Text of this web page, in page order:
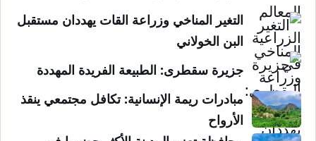
التغير المناخي وزراعة القات يهددان مستقبل
البن الخولاني
جزيرة سقطرى: الطبيعة الفريدة المهددة
مبادرات ريمة الإنسانية: تكافل مجتمعي ينقذ
الأرواح